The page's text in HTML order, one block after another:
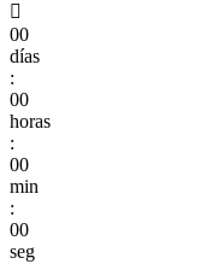

00
días
:
00
horas
:
00
min
:
00
seg